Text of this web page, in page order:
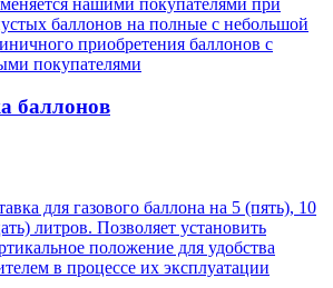
баллонов